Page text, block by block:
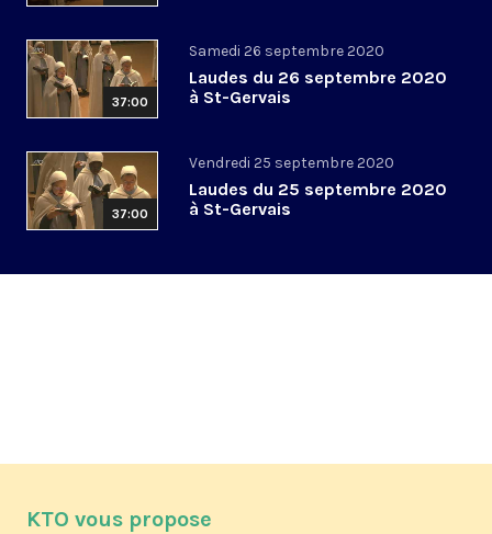
37:00
Samedi 26 septembre 2020
Laudes du 26 septembre 2020
à St-Gervais
37:00
Vendredi 25 septembre 2020
Laudes du 25 septembre 2020
à St-Gervais
KTO vous propose